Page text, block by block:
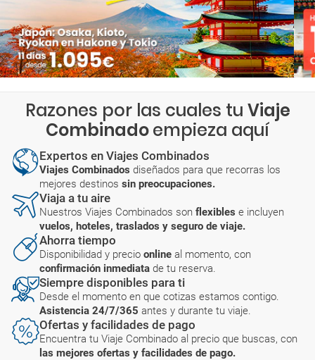
Razones por las cuales tu Viaje
Combinadoempieza aquí
Expertos en Viajes Combinados
Viajes Combinados diseñados para que recorras los
mejores destinos sin preocupaciones.
Viaja a tu aire
Nuestros Viajes Combinados son flexibles e incluyen
vuelos, hoteles, traslados y seguro de viaje.
Ahorra tiempo
Disponibilidad y precio online al momento, con
confirmación inmediata de tu reserva.
Siempre disponibles para ti
Desde el momento en que cotizas estamos contigo.
Asistencia 24/7/365 antes y durante tu viaje.
Ofertas y facilidades de pago
Encuentra tu Viaje Combinado al precio que buscas, con
las mejores ofertas y facilidades de pago.